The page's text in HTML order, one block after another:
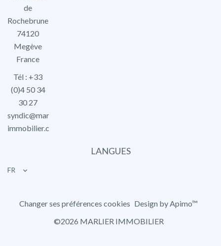
de
Rochebrune
74120
Megève
France
Tél : +33
(0)4 50 34
30 27
syndic@marlier-
immobilier.com
LANGUES
FR
Changer ses préférences cookies Design byApimo™
©2026 MARLIER IMMOBILIER